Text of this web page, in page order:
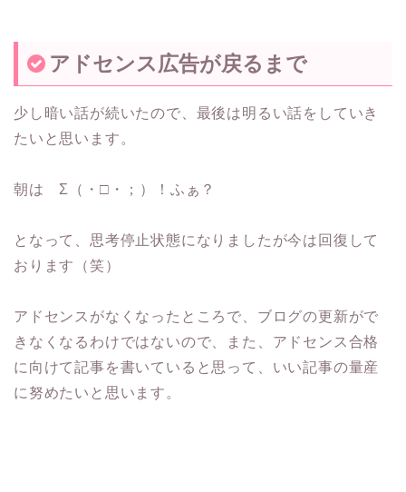
アドセンス広告が戻るまで
少し暗い話が続いたので、最後は明るい話をしていき
たいと思います。
朝は Σ（・□・；）！ふぁ？
となって、思考停止状態になりましたが今は回復して
おります（笑）
アドセンスがなくなったところで、ブログの更新がで
きなくなるわけではないので、また、アドセンス合格
に向けて記事を書いていると思って、いい記事の量産
に努めたいと思います。